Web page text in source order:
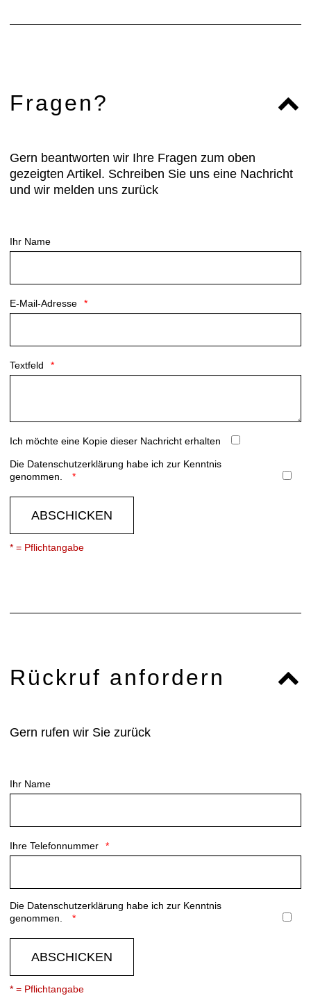
Fragen?
Gern beantworten wir Ihre Fragen zum oben
gezeigten Artikel. Schreiben Sie uns eine Nachricht
und wir melden uns zurück
Ihr Name
E-Mail-Adresse
Textfeld
Ich möchte eine Kopie dieser Nachricht erhalten
Die Datenschutzerklärung habe ich zur Kenntnis
genommen.
ABSCHICKEN
* = Pflichtangabe
Rückruf anfordern
Gern rufen wir Sie zurück
Ihr Name
Ihre Telefonnummer
Die Datenschutzerklärung habe ich zur Kenntnis
genommen.
ABSCHICKEN
* = Pflichtangabe